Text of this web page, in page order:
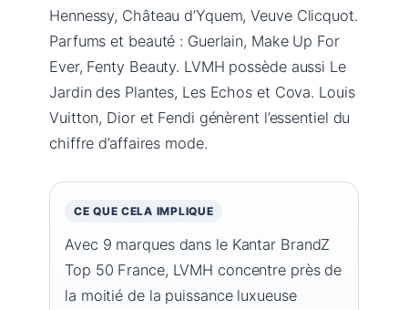
Hennessy, Château d’Yquem, Veuve Clicquot.
Parfums et beauté : Guerlain, Make Up For
Ever, Fenty Beauty. LVMH possède aussi Le
Jardin des Plantes, Les Echos et Cova. Louis
Vuitton, Dior et Fendi génèrent l’essentiel du
chiffre d’affaires mode.
CE QUE CELA IMPLIQUE
Avec 9 marques dans le Kantar BrandZ
Top 50 France, LVMH concentre près de
la moitié de la puissance luxueuse